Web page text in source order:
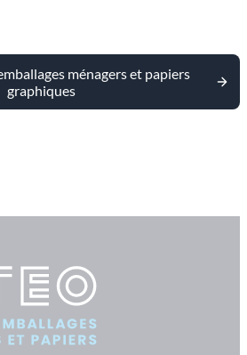
ménagers et papiers
graphiques